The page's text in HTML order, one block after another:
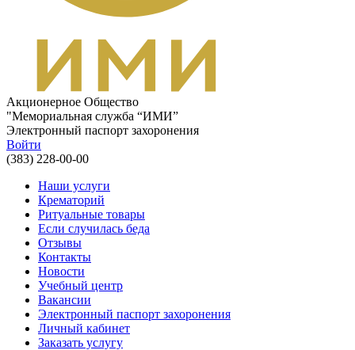
Акционерное Общество
"Мемориальная служба “ИМИ”
Электронный паспорт захоронения
Войти
(383) 228-00-00
Наши услуги
Крематорий
Ритуальные товары
Если случилась беда
Отзывы
Контакты
Новости
Учебный центр
Вакансии
Электронный паспорт захоронения
Личный кабинет
Заказать услугу